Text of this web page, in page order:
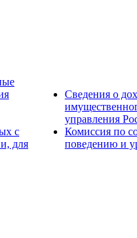
с
для
Сведения о
управления
Комиссия по
поведению и